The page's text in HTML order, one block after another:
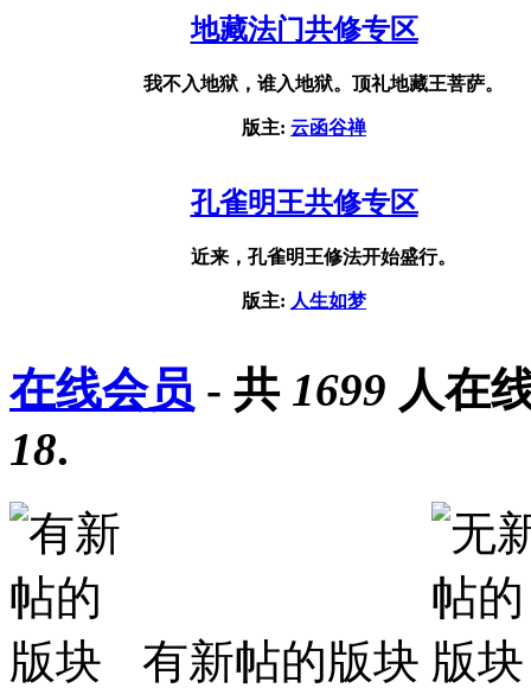
地藏法门共修专区
我不入地狱，谁入地狱。顶礼地藏王菩萨。
版主: 云函谷禅
孔雀明王共修专区
近来，孔雀明王修法开始盛行。
版主: 人生如梦
在线会员 - 共 1699 人在
18.
有新帖的版块